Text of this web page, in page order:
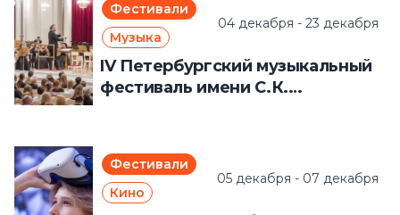
Фестивали
Музыка
04 декабря - 23 декабря
IV Петербургский музыкальный
фестиваль имени С.К.
Фестивали
Кино
05 декабря - 07 декабря